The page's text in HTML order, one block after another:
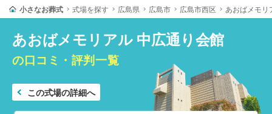
小さなお葬式 式場を探す 広島県 広島市 広島市西区 あおばメモリ
あおばメモリアル 中広通り会館
の口コミ・評判一覧
この式場の詳細へ